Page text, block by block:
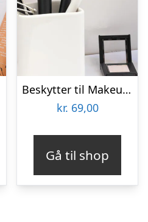
Beskytter til Makeupbørster 3-pak
kr. 69,00
Gå til shop